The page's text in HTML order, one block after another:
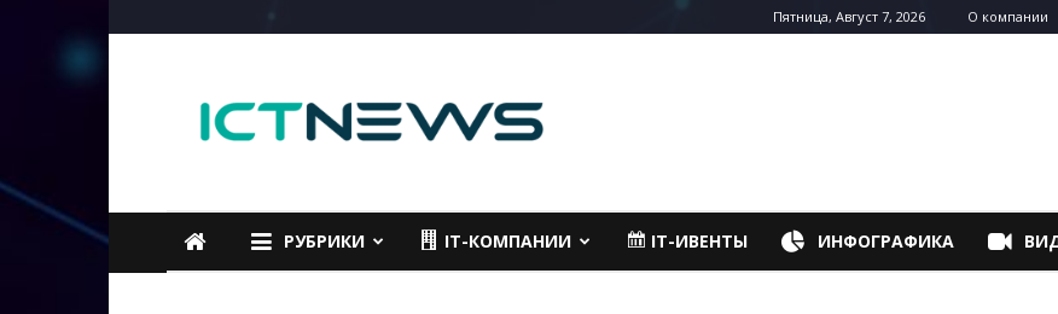
Пятница, Август 7, 2026 О компании
РУБРИКИ IT-КОМПАНИИ IT-ИВЕНТЫ ИНФОГРАФИКА